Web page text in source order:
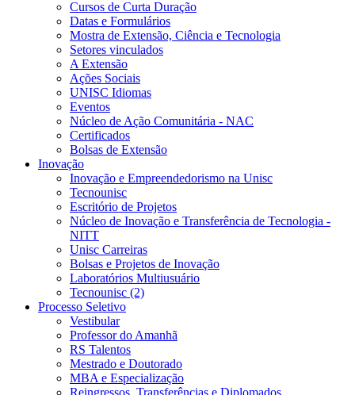
Cursos de Curta Duração
Datas e Formulários
Mostra de Extensão, Ciência e Tecnologia
Setores vinculados
A Extensão
Ações Sociais
UNISC Idiomas
Eventos
Núcleo de Ação Comunitária - NAC
Certificados
Bolsas de Extensão
Inovação
Inovação e Empreendedorismo na Unisc
Tecnounisc
Escritório de Projetos
Núcleo de Inovação e Transferência de Tecnologia -
NITT
Unisc Carreiras
Bolsas e Projetos de Inovação
Laboratórios Multiusuário
Tecnounisc (2)
Processo Seletivo
Vestibular
Professor do Amanhã
RS Talentos
Mestrado e Doutorado
MBA e Especialização
Reingressos, Transferências e Diplomados